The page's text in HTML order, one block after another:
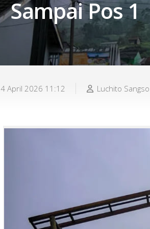
Sampai Pos 1
4 April 2026 11:12 Luchito